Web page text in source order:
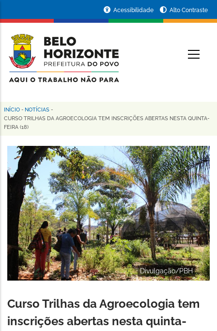
conteúdo
principal
da
Prefeitura
de
Horizonte
Acessibilidade Alto Contraste
Trilha
de
navegação
INÍCIO - NOTÍCIAS -
CURSO TRILHAS DA AGROECOLOGIA TEM INSCRIÇÕES ABERTAS NESTA QUINTA-
FEIRA (18)
Divulgação/PBH
Curso Trilhas da Agroecologia tem
inscrições abertas nesta quinta-